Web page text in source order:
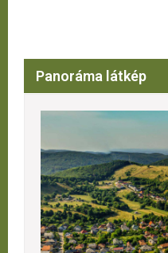
Panoráma látkép